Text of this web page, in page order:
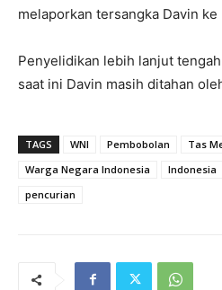
melaporkan tersangka Davin ke
Penyelidikan lebih lanjut
saat ini Davin masih ditahan
TAGS WNI Pembobolan Tas
Warga Negara Indonesia
Indonesia
pencurian